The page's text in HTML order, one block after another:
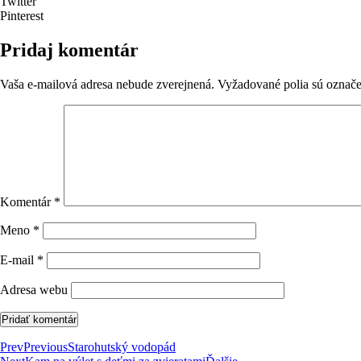
Pinterest
Pridaj komentár
Vaša e-mailová adresa nebude zverejnená. Vyžadované polia sú
Komentár *
Meno *
E-mail *
Adresa webu
PrevPreviousStarohutský vodopád